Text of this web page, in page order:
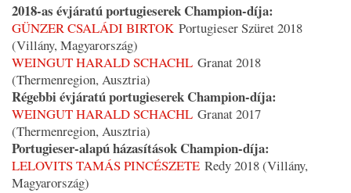
2018-as évjáratú portugieserek Champion-díja:
GÜNZER CSALÁDI BIRTOK Portugieser Szüret 2018
(Villány, Magyarország)
WEINGUT HARALD SCHACHL Granat 2018
(Thermenregion, Ausztria)
Régebbi évjáratú portugieserek Champion-díja:
WEINGUT HARALD SCHACHL Granat 2017
(Thermenregion, Ausztria)
Portugieser-alapú házasítások Champion-díja:
LELOVITS TAMÁS PINCÉSZETE Redy 2018 (Villány,
Magyarország)